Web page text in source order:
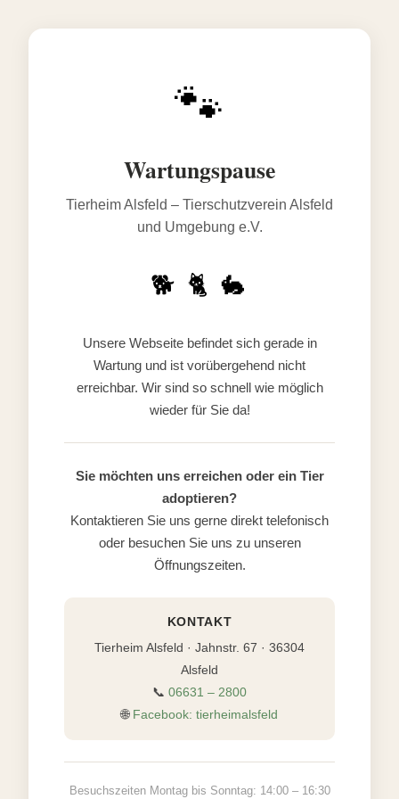
🐾
Wartungspause
Tierheim Alsfeld – Tierschutzverein Alsfeld
und Umgebung e.V.
🐕 🐈 🐇
Unsere Webseite befindet sich gerade in
Wartung und ist vorübergehend nicht
erreichbar. Wir sind so schnell wie möglich
wieder für Sie da!
Sie möchten uns erreichen oder ein Tier
adoptieren?
Kontaktieren Sie uns gerne direkt telefonisch
oder besuchen Sie uns zu unseren
Öffnungszeiten.
KONTAKT
Tierheim Alsfeld · Jahnstr. 67 · 36304
Alsfeld
📞 06631 – 2800
🌐 Facebook: tierheimalsfeld
Besuchszeiten Montag bis Sonntag: 14:00 – 16:30